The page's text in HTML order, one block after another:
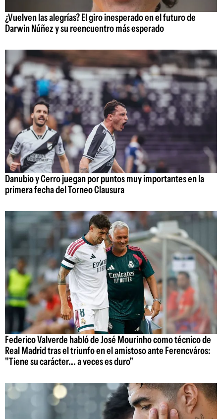
¿Vuelven las alegrías? El giro inesperado en el futuro de
Darwin Núñez y su reencuentro más esperado
Danubio y Cerro juegan por puntos muy importantes en la
primera fecha del Torneo Clausura
Federico Valverde habló de José Mourinho como técnico de
Real Madrid tras el triunfo en el amistoso ante Ferencváros:
"Tiene su carácter... a veces es duro"